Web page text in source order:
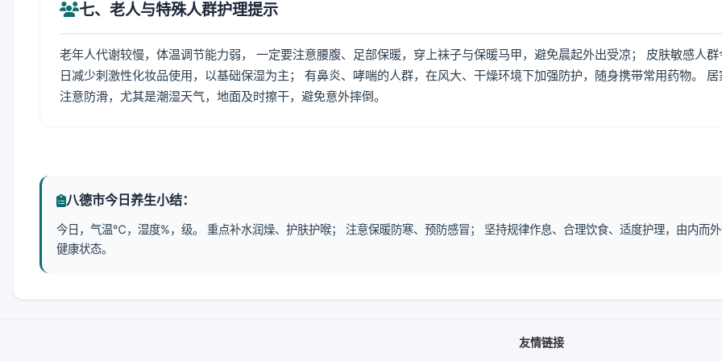
七、老人与特殊人群护理提示
老年人代谢较慢，体温调节能力弱， 一定要注意腰腹、足部保暖，穿上袜子与保暖马甲，避免晨起外出受凉； 皮肤敏感人群
日减少刺激性化妆品使用，以基础保湿为主； 有鼻炎、哮喘的人群，在风大、干燥环境下加强防护，随身携带常用药物。 居
注意防滑，尤其是潮湿天气，地面及时擦干，避免意外摔倒。
八德市今日养生小结：
今日，气温℃，湿度%，级。 重点补水润燥、护肤护喉； 注意保暖防寒、预防感冒； 坚持规律作息、合理饮食、适度护理，由内而
健康状态。
友情链接